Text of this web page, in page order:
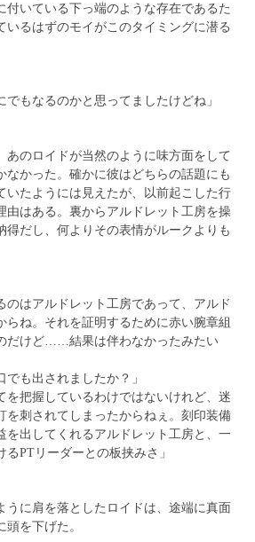
付いている下っ端のような存在であるた
いるはずのモイがこのタイミングに潜る
もなるのかと思ってましたけどね」
のロイドが当然のように味方面をして
なかった。確かに彼はどちらの話題にも
いたようには見えたが、以前起こした行
由はある。裏からアルドレット工房を操
得だし、何よりその表情がルークよりも
のはアルドレット工房であって、アルド
らね。それを証明するために赤い腕章組
だけど……結果は伴わなかったみたい
も出されましたか？」
を把握しているわけではないけれど、迷
を刺されてしまったからねぇ。刻印装備
を出してくれるアルドレット工房と、一
PTリーダーとの板挟みさ」
に肩を落としたロイドは、途端に真面
頭を下げた。